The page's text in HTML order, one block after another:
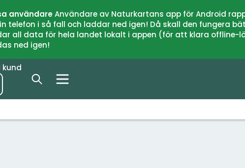
användareAnvändare av Naturkartans app för Android
telefon i så fall och laddar ned igen! Då skall den fungera
all data för hela landet lokalt i appen (för att klara offline-
ned igen!
kund